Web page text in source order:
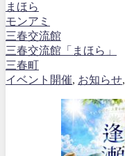
まほら
モンアミ
三春交流館
三春交流館「まほら」
三春町
イベント開催, お知らせ,